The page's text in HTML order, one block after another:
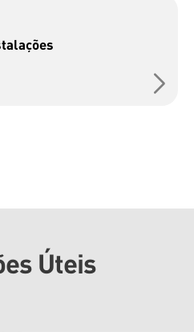
Úteis